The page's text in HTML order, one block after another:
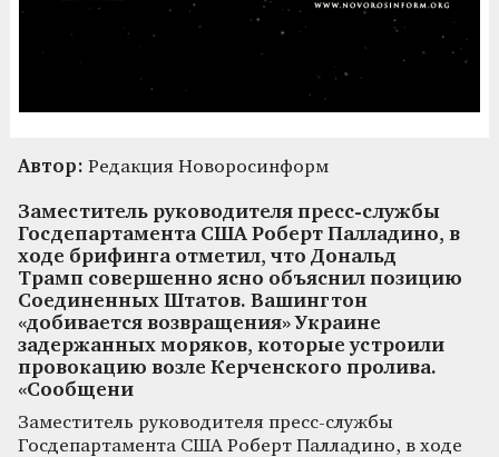
Автор: Редакция Новоросинформ
Заместитель руководителя пресс-службы
Госдепартамента США Роберт Палладино, в
ходе брифинга отметил, что Дональд
Трамп совершенно ясно объяснил позицию
Соединенных Штатов. Вашингтон
«добивается возвращения» Украине
задержанных моряков, которые устроили
провокацию возле Керченского пролива.
«Сообщени
Заместитель руководителя пресс-службы
Госдепартамента США Роберт Палладино, в ходе